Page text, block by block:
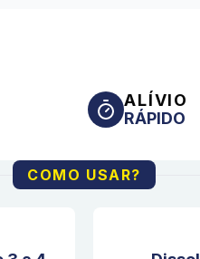
ALÍVIO
RÁPIDO
COMO USAR?